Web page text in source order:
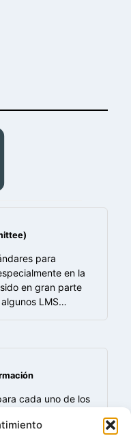
para
en la
en gran parte
LMS…
cada uno de los
Funciones